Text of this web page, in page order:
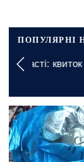
ПОПУЛЯРНІ
Грошова
області: яку
отримання
сьогодні, 15:00